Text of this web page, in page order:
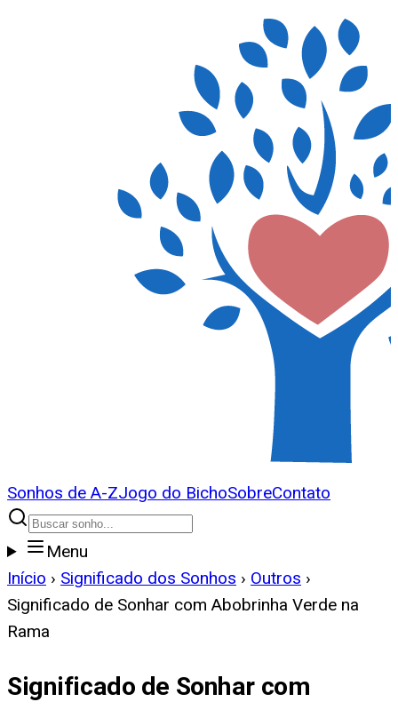
Sonhos de A-ZJogo do BichoSobreContato
Menu
Início › Significado dos Sonhos › Outros ›
Significado de Sonhar com Abobrinha Verde na
Rama
Significado de Sonhar com